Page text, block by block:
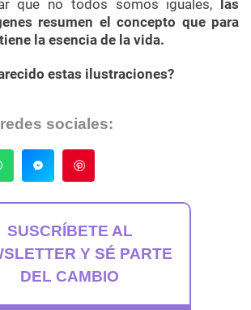
que no todos somos iguales,
las
resumen el concepto que para
la esencia de la vida.
estas ilustraciones?
sociales:
SUSCRÍBETE AL
Y SÉ PARTE
DEL CAMBIO